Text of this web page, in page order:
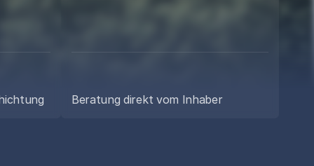
Beratung direkt vom Inhaber